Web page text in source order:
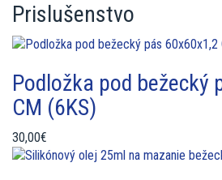
Prislušenstvo
Podložka pod bežecký
CM (6KS)
30,00€